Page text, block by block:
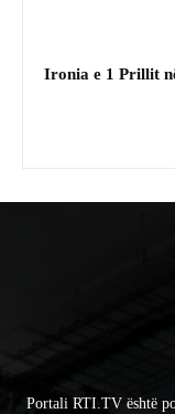
Ironia e 1 Prillit
Portali RTI.TV është